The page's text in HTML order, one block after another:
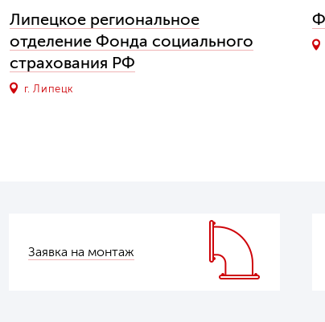
Липецкое региональное
отделение Фонда социального
страхования РФ
г. Липецк
Заявка на монтаж